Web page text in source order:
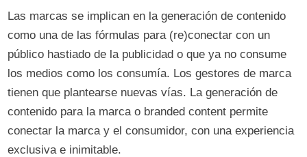
Las marcas se implican en la generación de contenido
como una de las fórmulas para (re)conectar con un
público hastiado de la publicidad o que ya no consume
los medios como los consumía. Los gestores de marca
tienen que plantearse nuevas vías. La generación de
contenido para la marca o branded content permite
conectar la marca y el consumidor, con una experiencia
exclusiva e inimitable.